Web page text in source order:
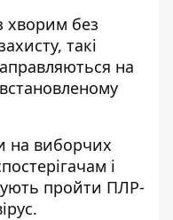
хворим без
такі
на
на виборчих
і
пройти ПЛР-